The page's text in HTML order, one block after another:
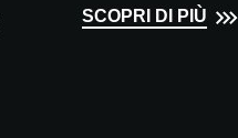
SCOPRI DI PIÙ